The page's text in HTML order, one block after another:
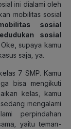
ini dialami oleh
mobilitas sosial
sosial
sosial
Oke, supaya kamu
saja, ya.
7 SMP. Kamu
bisa mengikuti
kelas, kamu
mengalami
perpindahan
yaitu teman-